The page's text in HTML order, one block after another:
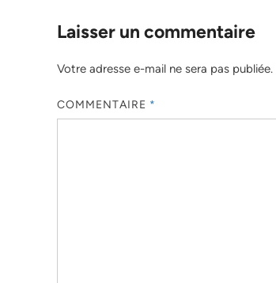
Laisser un commentaire
Votre adresse e-mail ne sera pas publiée.
COMMENTAIRE *